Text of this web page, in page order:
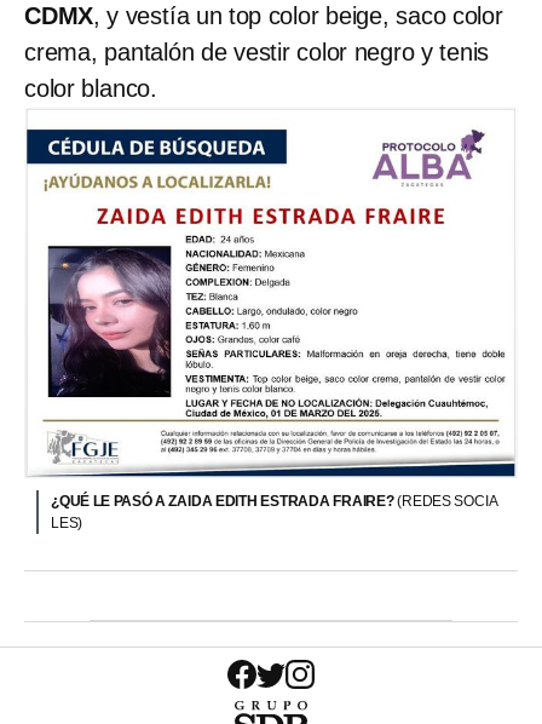
CDMX, y vestía un top color beige, saco color
crema, pantalón de vestir color negro y tenis
color blanco.
¿QUÉ LE PASÓ A ZAIDA EDITH ESTRADA FRAIRE?(REDES SOCIA
LES)